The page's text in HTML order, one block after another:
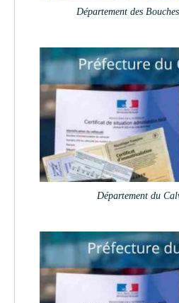
Département des
Département du